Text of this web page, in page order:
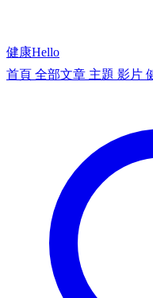
健康Hello
首頁 全部文章 主題 影片